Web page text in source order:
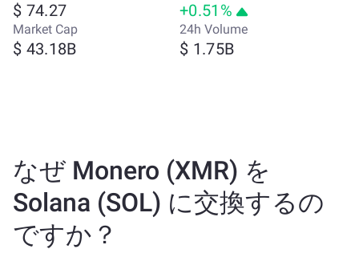
$ 74.27 +0.51%
Market Cap
$ 43.18B
24h Volume
$ 1.75B
なぜ Monero (XMR) を
Solana (SOL) に交換するの
ですか？